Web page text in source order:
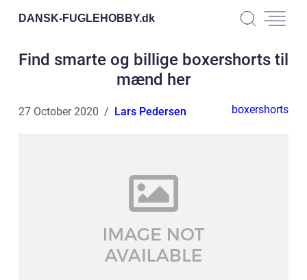
DANSK-FUGLEHOBBY.dk
Find smarte og billige boxershorts til
mænd her
27 October 2020 Lars Pedersen boxershorts